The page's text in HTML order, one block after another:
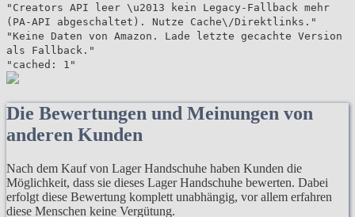
"Creators API leer \u2013 kein Legacy-Fallback mehr
(PA-API abgeschaltet). Nutze Cache\/Direktlinks."
"Keine Daten von Amazon. Lade letzte gecachte Version
als Fallback."
"cached: 1"
Die Bewertungen und Meinungen von
anderen Kunden
Nach dem Kauf von Lager Handschuhe haben Kunden die
Möglichkeit, dass sie dieses Lager Handschuhe bewerten. Dabei
erfolgt diese Bewertung komplett unabhängig, vor allem erfahren
diese Menschen keine Vergütung.